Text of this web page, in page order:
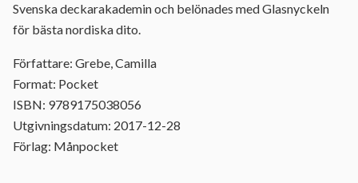
Svenska deckarakademin och belönades med Glasnyckeln
för bästa nordiska dito.
Författare: Grebe, Camilla
Format: Pocket
ISBN: 9789175038056
Utgivningsdatum: 2017-12-28
Förlag: Månpocket